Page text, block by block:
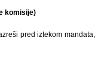
komisije)
pred iztekom mandata,